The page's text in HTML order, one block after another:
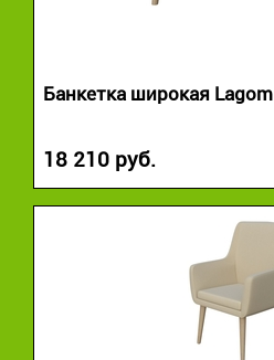
Банкетка широкая Lagom
18 210 руб.